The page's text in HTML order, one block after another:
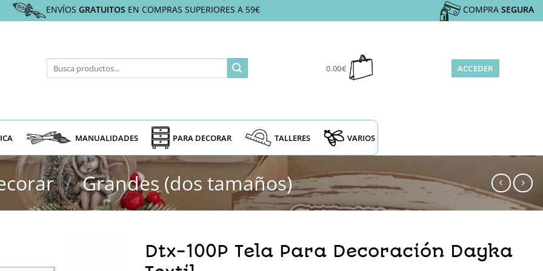
ENVÍOS GRATUITOS EN COMPRAS SUPERIORES A 59€ COMPRA SEGURA
por:
0.00€ ACCEDER
MANUALIDADES PARA DECORAR TALLERES VARIOS
/ Grandes (dos tamaños)
Dtx-100P Tela Para Decoración Dayka